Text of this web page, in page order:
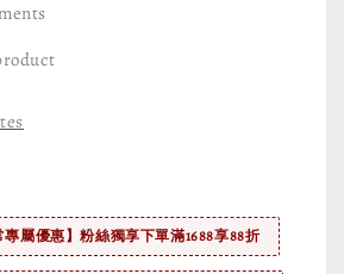
專屬優惠】粉絲獨享下單滿1688享88折